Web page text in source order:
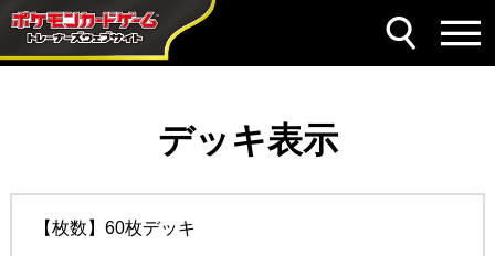
デッキ表示
【枚数】60枚デッキ